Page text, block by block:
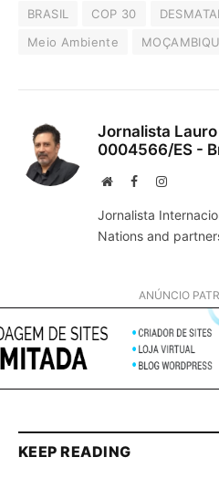
BRASIL COP 30
Meio Ambiente
Jornalista
0004566/ES -
WebsiteFacebookInstagram
Jornalista
Nations and
ANÚNCIO
KEEP READING